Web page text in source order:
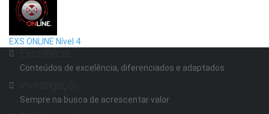
EXS ONLINE Nível 4
Conteúdos de excelência, diferenciados e adaptados
Sempre na busca de acrescentar valor